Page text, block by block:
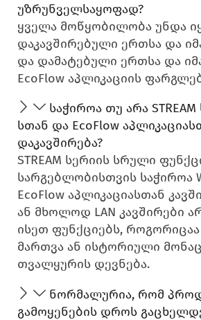
უზრუნველსაყოფად?
ყველა მოწყობილობა უნდა
დაკავშირებული ერთსა და
და დამატებული ერთსა და
EcoFlow აპლიკაციის
საჭიროა თუ არა
სთან და EcoFlow
დაკავშირება?
STREAM სერიის სრული
სარგებლობისთვის საჭიროა
EcoFlow აპლიკაციასთან
ან მხოლოდ LAN კავშირები
ისეთ ფუნქციებს,
მართვა ან ისტორიული
თვალყურის დევნება.
ნორმალურია, რომ
გამოყენების დროს